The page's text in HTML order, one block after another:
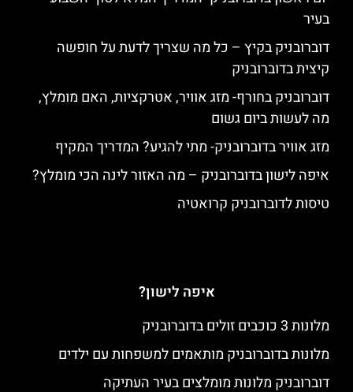
בעיר
דוברובניק בקיץ – כל מה שצריך לדעת על חופשה
קיצית בדוברובניק
דוברובניק בחורף- מזג אוויר, אטרקציות, האם מומלץ,
מה לעשות ביום גשום
מזג אוויר בדוברובניק- מתי להגיע? המדריך המקיף
איפה לישון בדוברובניק – מה האזור לינה הכי מומלץ?
טיסות לדוברובניק קרואטיה
איפה לישון?
מלונות 3 כוכבים זולים בדוברובניק
מלונות בדוברובניק מותאמים למשפחות עם ילדים
דוברובניק מלונות מומלצים בעיר העתיקה